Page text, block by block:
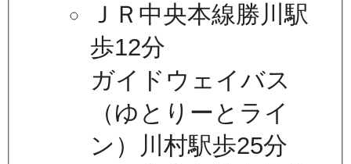
ＪＲ中央本線勝川駅
歩12分
ガイドウェイバス
（ゆとりーとライ
ン）川村駅歩25分